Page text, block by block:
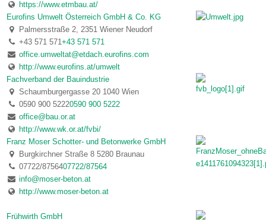
https://www.etmbau.at/
Eurofins Umwelt Österreich GmbH & Co. KG
Palmersstraße 2, 2351 Wiener Neudorf
+43 571 571+43 571 571
office.umweltat@etdach.eurofins.com
http://www.eurofins.at/umwelt
Fachverband der Bauindustrie
Schaumburgergasse 20 1040 Wien
0590 900 52220590 900 5222
office@bau.or.at
http://www.wk.or.at/fvbi/
Franz Moser Schotter- und Betonwerke GmbH
Burgkirchner Straße 8 5280 Braunau
07722/8756407722/87564
info@moser-beton.at
http://www.moser-beton.at
Frühwirth GmbH